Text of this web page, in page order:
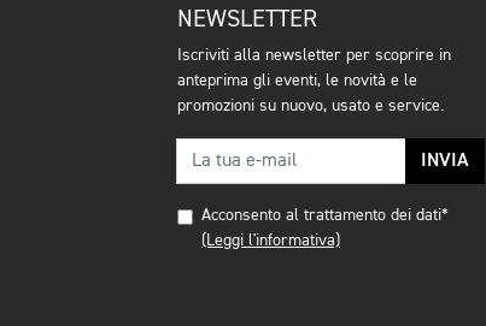
NEWSLETTER
Iscriviti alla newsletter per scoprire in
anteprima gli eventi, le novità e le
promozioni su nuovo, usato e service.
INVIA
Acconsento al trattamento dei dati*
(Leggi l'informativa)